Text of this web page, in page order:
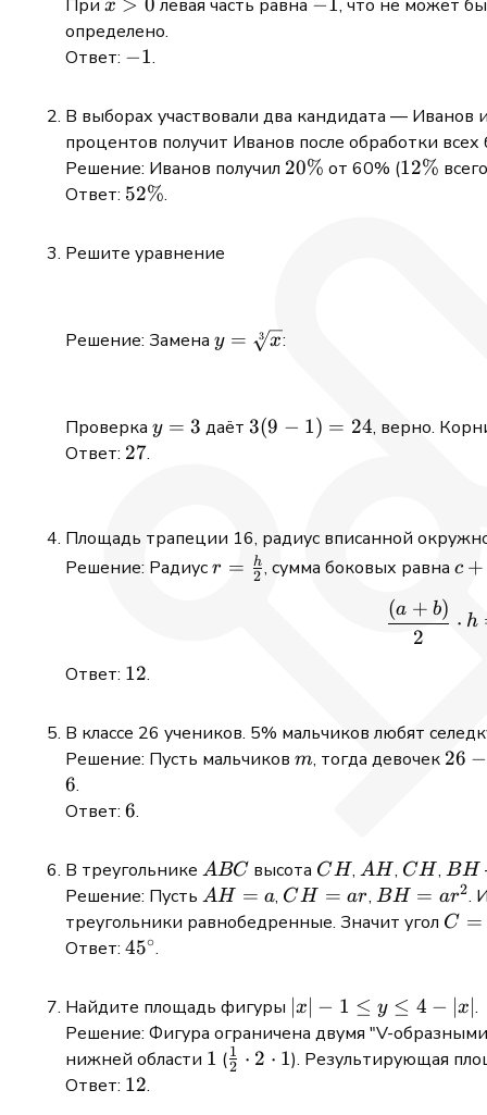
При
>
0
x левая часть равна
, что не может
определено.
Ответ: -1
−1.
В выборах участвовали два кандидата — Иванов
процентов получит Иванов после обработки всех
Решение: Иванов получил 20\%
20% от 60% (12\%
12%
Ответ: 52\%
52%.
Решите уравнение
Решение: Замена y =
y = 3 x:
Проверка y
y = 3 даёт3(9
24
3(9 − 1) = 24, верно.
Ответ: 27
27.
Площадь трапеции 16, радиус вписанной
Решение: Радиусr =
\frac{h}
r = 2
h, сумма боковых равна c
c +
2
(a + b)
⋅ h
Ответ: 12
12.
В классе 26 учеников. 5% мальчиков любят
Решение: Пусть мальчиков m
m, тогда девочек 26
26 −
6.
Ответ: 6
6.
В треугольнике ABC
ABC высота CH
CH,AH
AH, CH
CH, BH
BH
Решение: Пусть AH
=
AH = a, CH
=
CH = ar, BH
=
BH = ar2.
треугольники равнобедренные. Значит угол C =
C =
Ответ: 45^\circ
45∘.
Найдите площадь фигуры |x|
- 1
\le
∣x∣ − 1 ≤ y ≤ 4 − ∣x∣.
Решение: Фигура ограничена двумя "V-
нижней области 1
1 (\frac{1}
2
1 ⋅ 2 ⋅ 1). Результирующая
Ответ: 12
12.